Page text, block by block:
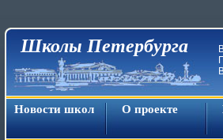
Школы Петербурга
Новости школ О проекте